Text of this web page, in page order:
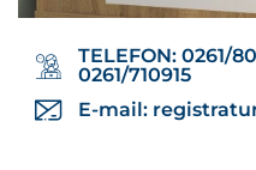
TELEFON: 0261/
0261/710915
E-mail: